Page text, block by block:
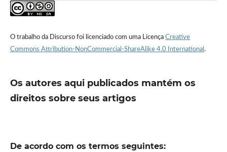
O trabalho da Discurso foi licenciado com uma Licença Creative
Commons Attribution-NonCommercial-ShareAlike 4.0 International .
Os autores aqui publicados mantém os
direitos sobre seus artigos
De acordo com os termos seguintes: